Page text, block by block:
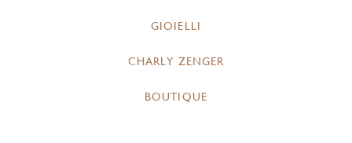
GIOIELLI
CHARLY ZENGER
BOUTIQUE